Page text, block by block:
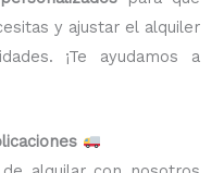
y ajustar el alquiler
¡Te ayudamos a